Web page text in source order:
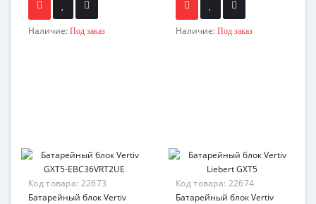
Наличие: Под заказ Наличие: Под заказ
Код товара: 22673
Батарейный блок Vertiv
Код товара: 22674
Батарейный блок Vertiv